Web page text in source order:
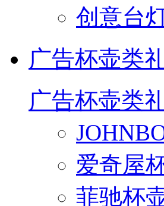
创意台
广告杯壶类
广告杯壶类
爱奇屋
菲驰杯